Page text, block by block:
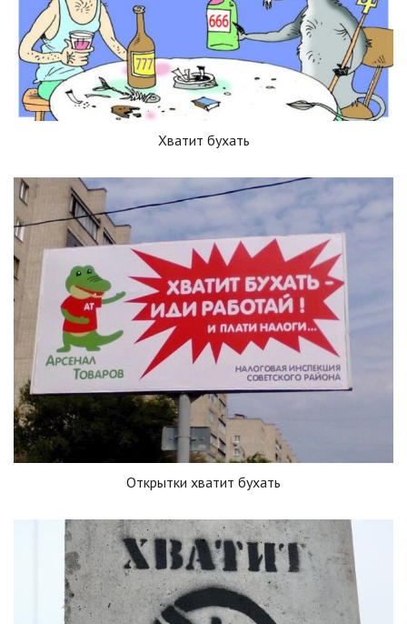
Хватит бухать
Открытки хватит бухать